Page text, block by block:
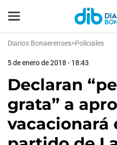
Diarios Bonaerenses>Policiales
5 de enero de 2018 - 18:43
Declaran
grata” a
vacacionará